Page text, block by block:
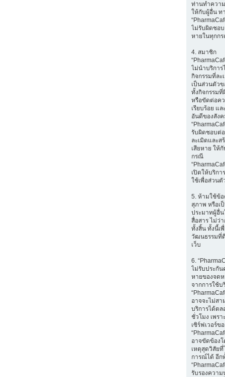
ท่านทำควา
ให้กับผู้อื่น ท
ไม่รับผิดชอ
หายในทุกก
4. สมาชิก
ไม่นำบริการ
กิจกรรมที่ละ
เป็นส่วนตัว
ทั้งกิจกรรม
หรือขัดต่อค
เรียบร้อย แ
อันดีของสัง
รับผิดชอบต่
ละเมิดและส
เสียหาย ให้
กรณี
เปิดให้บริกา
ใช้เพื่อส่วนตั
5. ห้ามใช้ข้
สุภาพ หรือเ
ประมาทผู้อื่น
สื่อสาร ไม่ว่
ทั้งสิ้น ทั้งนี้เ
วัฒนธรรมที่
เว็บ
6.
ไม่รับประกัน
หายของจด
จากการใช้บ
อาจจะไม่สา
บริการได้ตล
ชั่วโมง เพรา
เซิร์ฟเวอร์ข
อาจขัดข้องโ
เหตุสุดวิสัย
การณ์ได้ อีก
รับรองควา